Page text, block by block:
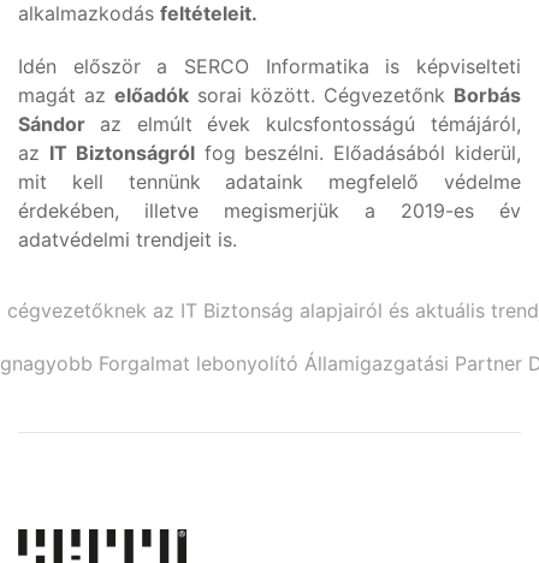
alkalmazkodás feltételeit.
Idén először a SERCO Informatika is képviselteti
magát az előadók sorai között. Cégvezetőnk Borbás
Sándor az elmúlt évek kulcsfontosságú témájáról,
az IT Biztonságrólfog beszélni. Előadásából kiderül,
mit kell tennünk adataink megfelelő védelme
érdekében, illetve megismerjük a 2019-es év
adatvédelmi trendjeit is.
cégvezetőknek az IT Biztonság alapjairól és aktuális
Forgalmat lebonyolító Államigazgatási Partner